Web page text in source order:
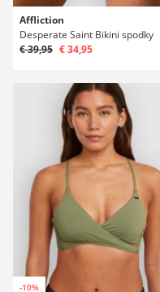
Affliction
Desperate Saint Bikini spodky
€ 39,95 € 34,95
-10%